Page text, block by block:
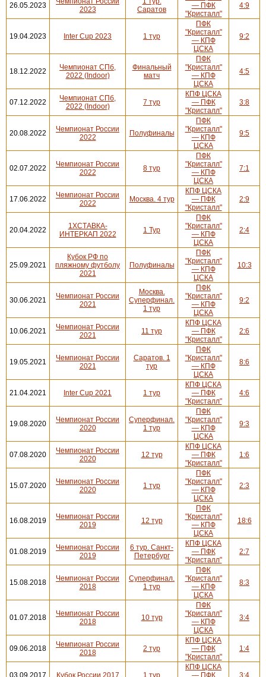
26.05.2023
2023
Саратов
— ПФК
"Кристалл"
4:9
19.04.2023 Inter Cup 2023 1 тур
ПФК
"Кристалл"
— КПФ
ЦСКА
9:2
18.12.2022
Чемпионат СПб,
2022 (Indoor)
Финальный
матч
ПФК
"Кристалл"
— КПФ
ЦСКА
4:5
07.12.2022
Чемпионат СПб,
2022 (Indoor)
7 тур
КПФ ЦСКА
— ПФК
"Кристалл"
3:8
20.08.2022
Чемпионат России
2022
Полуфиналы
ПФК
"Кристалл"
— КПФ
ЦСКА
9:5
02.07.2022
Чемпионат России
2022
8 тур
ПФК
"Кристалл"
— КПФ
ЦСКА
7:1
17.06.2022
Чемпионат России
2022
Москва. 4 тур
КПФ ЦСКА
— ПФК
"Кристалл"
2:9
20.04.2022
1ХСТАВКА-
ИНТЕРКАП 2022
1 Тур
ПФК
"Кристалл"
— КПФ
ЦСКА
2:4
25.09.2021
Кубок РФ по
пляжному футболу
2021
Полуфиналы
ПФК
"Кристалл"
— КПФ
ЦСКА
10:3
30.06.2021
Чемпионат России
2021
Москва.
Суперфинал.
1 тур
ПФК
"Кристалл"
— КПФ
ЦСКА
9:2
10.06.2021
Чемпионат России
2021
11 тур
КПФ ЦСКА
— ПФК
"Кристалл"
2:6
19.05.2021
Чемпионат России
2021
Саратов. 1
тур
ПФК
"Кристалл"
— КПФ
ЦСКА
8:6
21.04.2021 Inter Cup 2021 1 тур
КПФ ЦСКА
— ПФК
"Кристалл"
4:6
19.08.2020
Чемпионат России
2020
Суперфинал.
1 тур
ПФК
"Кристалл"
— КПФ
ЦСКА
9:3
07.08.2020
Чемпионат России
2020
12 тур
КПФ ЦСКА
— ПФК
"Кристалл"
1:6
15.07.2020
Чемпионат России
2020
1 тур
ПФК
"Кристалл"
— КПФ
ЦСКА
2:3
16.08.2019
Чемпионат России
2019
12 тур
ПФК
"Кристалл"
— КПФ
ЦСКА
18:6
01.08.2019
Чемпионат России
2019
6 тур. Санкт-
Петербург
КПФ ЦСКА
— ПФК
"Кристалл"
2:7
15.08.2018
Чемпионат России
2018
Суперфинал.
1 тур
ПФК
"Кристалл"
— КПФ
ЦСКА
8:3
01.07.2018
Чемпионат России
2018
10 тур
ПФК
"Кристалл"
— КПФ
ЦСКА
3:4
09.06.2018
Чемпионат России
2018
2 тур
КПФ ЦСКА
— ПФК
"Кристалл"
1:4
03.09.2017 Кубок России 2017 1 тур
КПФ ЦСКА
— ПФК
3:4